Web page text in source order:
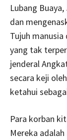
Lubang
dan
Tujuh
yang tak
jenderal
secara keji
ketahui
Para korban
Mereka